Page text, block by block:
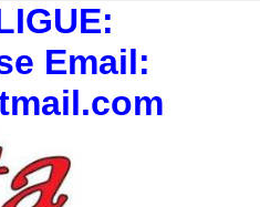
Email: